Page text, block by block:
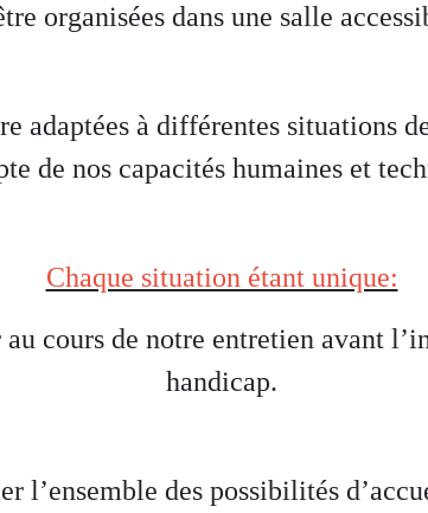
organisées dans une salle
adaptées à différentes situations
de nos capacités humaines et
Chaque situation étant unique:
au cours de notre entretien avant
handicap.
l’ensemble des possibilités